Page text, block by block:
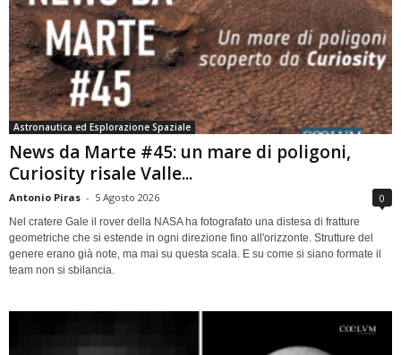
Astronautica ed Esplorazione Spaziale
News da Marte #45: un mare di poligoni,
Curiosity risale Valle...
Antonio Piras - 5 Agosto 2026 0
Nel cratere Gale il rover della NASA ha fotografato una distesa di fratture
geometriche che si estende in ogni direzione fino all'orizzonte. Strutture del
genere erano già note, ma mai su questa scala. E su come si siano formate il
team non si sbilancia.